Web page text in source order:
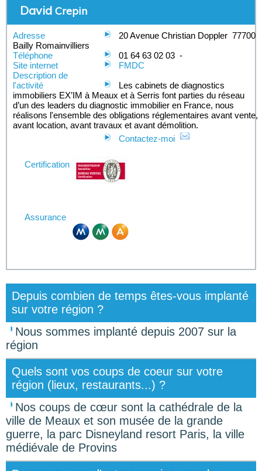
David Crepin
Adresse 20 Avenue Christian Doppler 77700
Bailly Romainvilliers
Téléphone
01 64 63 02 03 -
Site internet
FMDC
Description de
l'activité
Les cabinets de diagnostics
immobiliers EX’IM à Meaux et à Serris font parties du réseau
d’un des leaders du diagnostic immobilier en France, nous
réalisons l'ensemble des obligations réglementaires avant vente,
avant location, avant travaux et avant démolition.
Contactez-moi
Certification
Assurance
Depuis combien de temps êtes-vous implanté
sur votre région ?
Nous sommes implanté depuis 2007 sur la
région
Quels sont vos coups de coeur sur votre
région (lieux, restaurants...) ?
Nos coups de cœur sont la cathédrale de la
ville de Meaux et son musée de la grande
guerre, la parc Disneyland resort Paris, la ville
médiévale de Provins